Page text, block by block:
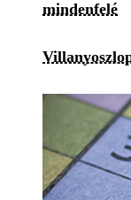
mindenfelé